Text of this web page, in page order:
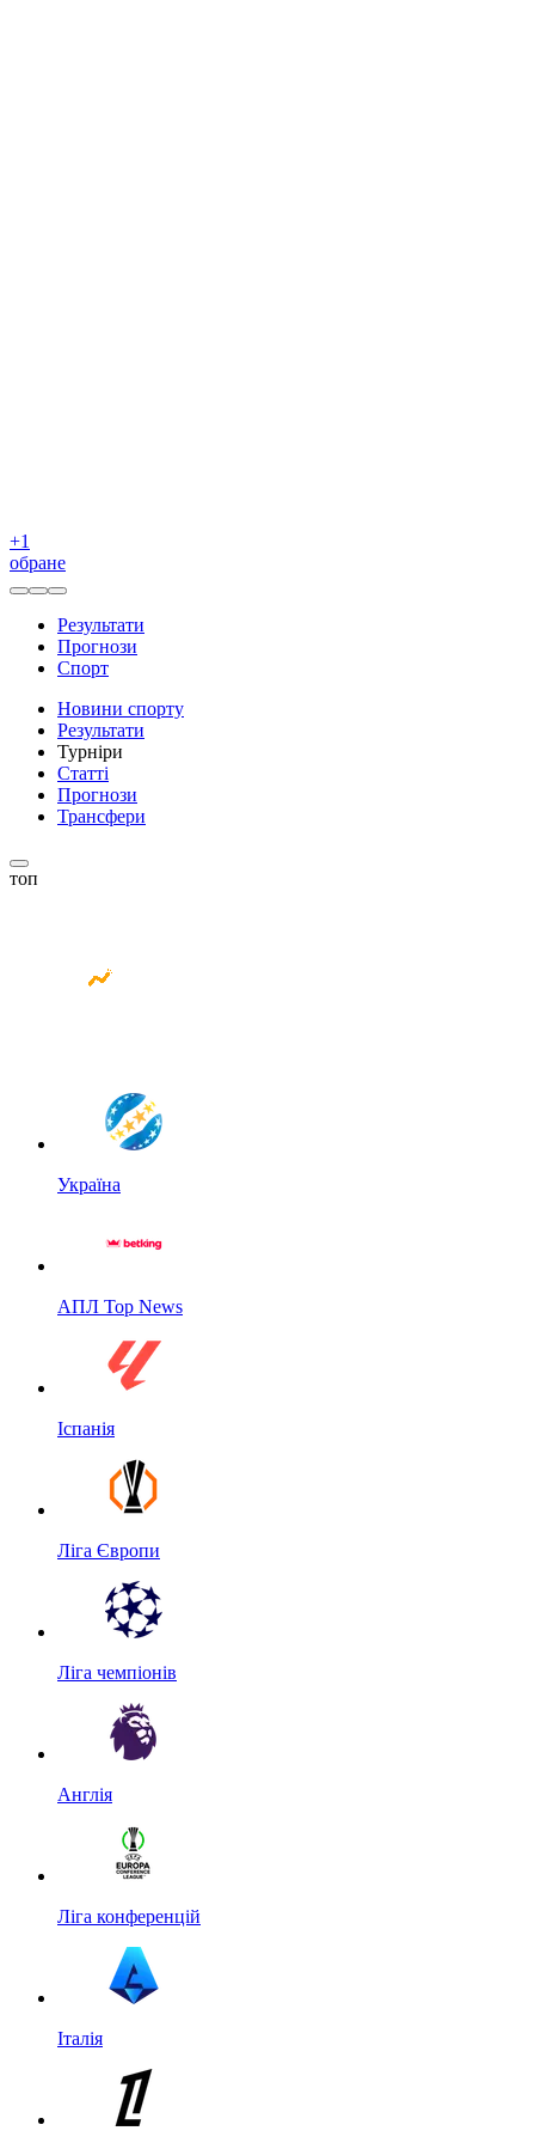
+1
обране
Результати
Прогнози
Спорт
Новини спорту
Результати
Турніри
Статті
Прогнози
Трансфери
топ
Україна
АПЛ Top News
Іспанія
Ліга Європи
Ліга чемпіонів
Англія
Ліга конференцій
Італія